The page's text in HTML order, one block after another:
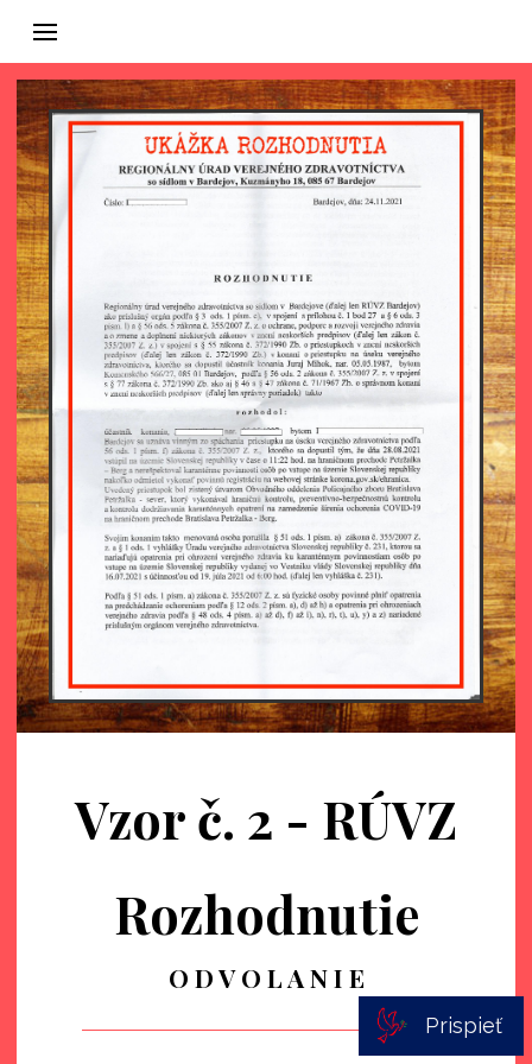
Vzor č. 2 - RÚVZ
Rozhodnutie
O D V O L A N I E
Prispieť